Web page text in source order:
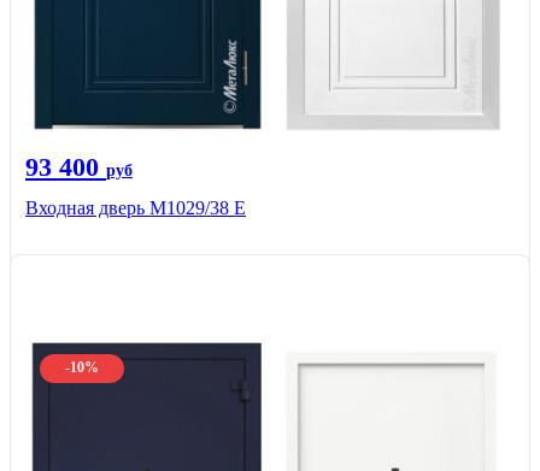
93 400 руб
Входная дверь М1029/38 E
-10%